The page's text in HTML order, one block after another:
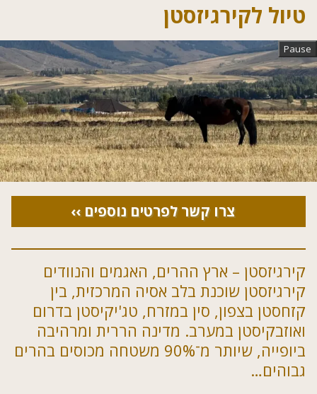
טיול לקירגיזסטן
Pause
צרו קשר לפרטים נוספים ››
קירגיזסטן – ארץ ההרים, האגמים והנוודים
קירגיזסטן שוכנת בלב אסיה המרכזית, בין
קזחסטן בצפון, סין במזרח, טג'יקיסטן בדרום
ואוזבקיסטן במערב. מדינה הררית ומרהיבה
ביופייה, שיותר מ־90% משטחה מכוסים בהרים
גבוהים…